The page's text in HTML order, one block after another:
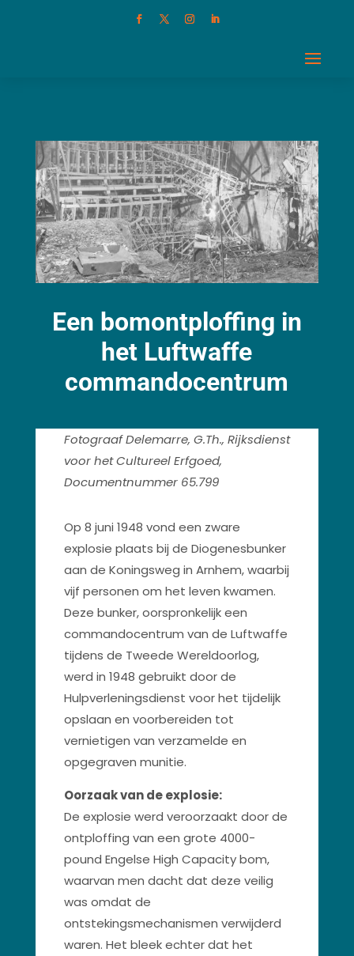
Een bomontploffing in
het Luftwaffe
commandocentrum
Fotograaf Delemarre, G.Th., Rijksdienst
voor het Cultureel Erfgoed,
Documentnummer 65.799
Op 8 juni 1948 vond een zware
explosie plaats bij de Diogenesbunker
aan de Koningsweg in Arnhem, waarbij
vijf personen om het leven kwamen.
Deze bunker, oorspronkelijk een
commandocentrum van de Luftwaffe
tijdens de Tweede Wereldoorlog,
werd in 1948 gebruikt door de
Hulpverleningsdienst voor het tijdelijk
opslaan en voorbereiden tot
vernietigen van verzamelde en
opgegraven munitie.
Oorzaak van de explosie:
De explosie werd veroorzaakt door de
ontploffing van een grote 4000-
pound Engelse High Capacity bom,
waarvan men dacht dat deze veilig
was omdat de
ontstekingsmechanismen verwijderd
waren. Het bleek echter dat het